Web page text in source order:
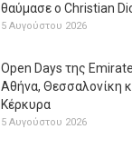
θαύμασε ο Christian
5 Αυγούστου 2026
Open Days της
Αθήνα, Θεσσαλονίκη
Κέρκυρα
5 Αυγούστου 2026